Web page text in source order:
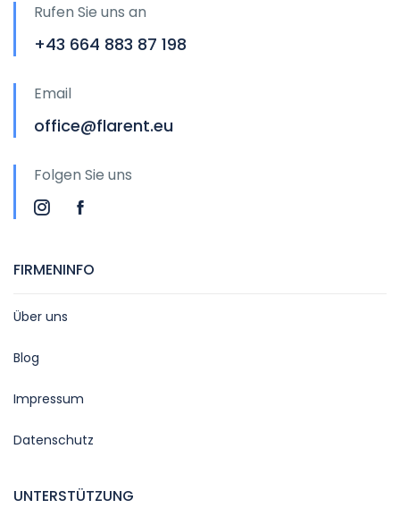
Rufen Sie uns an
+43 664 883 87 198
Email
office@flarent.eu
Folgen Sie uns
FIRMENINFO
Über uns
Blog
Impressum
Datenschutz
UNTERSTÜTZUNG